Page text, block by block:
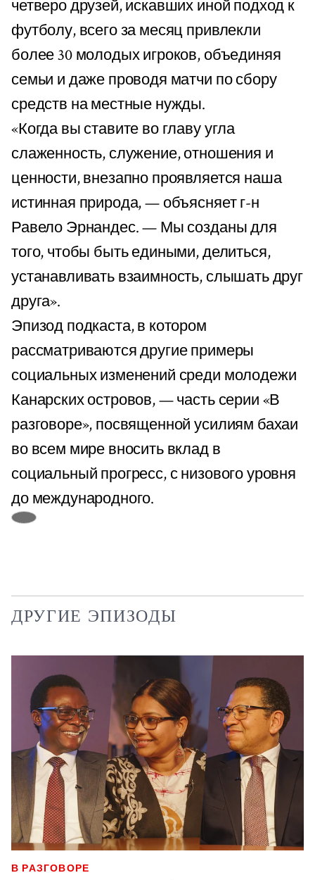
четверо друзей, искавших иной подход к
футболу, всего за месяц привлекли
более 30 молодых игроков, объединяя
семьи и даже проводя матчи по сбору
средств на местные нужды.
«Когда вы ставите во главу угла
слаженность, служение, отношения и
ценности, внезапно проявляется наша
истинная природа, — объясняет г-н
Равело Эрнандес. — Мы созданы для
того, чтобы быть едиными, делиться,
устанавливать взаимность, слышать друг
друга».
Эпизод подкаста, в котором
рассматриваются другие примеры
социальных изменений среди молодежи
Канарских островов, — часть серии «В
разговоре», посвященной усилиям бахаи
во всем мире вносить вклад в
социальный прогресс, с низового уровня
до международного.
ДРУГИЕ ЭПИЗОДЫ
В РАЗГОВОРЕ